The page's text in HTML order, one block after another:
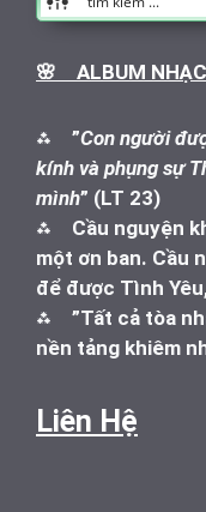
🌸 ALBUM NHẠC
⁂ ”Con người
kính và phụng sự
mình” (LT 23)
⁂ Cầu nguyện
một ơn ban. Cầu
để được Tình
⁂ ”Tất cả tòa
nền tảng khiêm
Liên Hệ